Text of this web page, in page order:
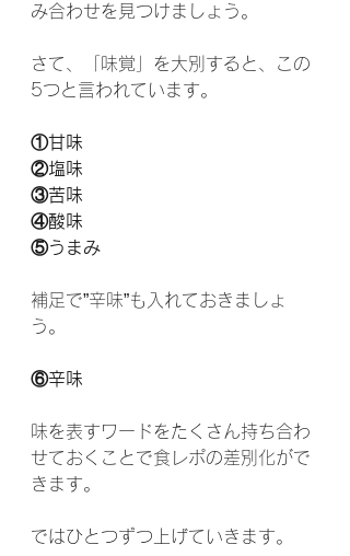
み合わせを見つけましょう。
さて、「味覚」を大別すると、この
5つと言われています。
①甘味
②塩味
③苦味
④酸味
⑤うまみ
補足で”辛味”も入れておきましょ
う。
⑥辛味
味を表すワードをたくさん持ち合わ
せておくことで食レポの差別化がで
きます。
ではひとつずつ上げていきます。